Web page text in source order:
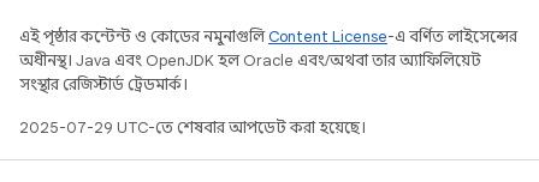
এই পৃষ্ঠার কন্টেন্ট ও কোডের নমুনাগুলিContent License-এ বর্ণিত লাইসেন্সের
অধীনস্থ। Java এবং OpenJDK হল Oracle এবং/অথবা তার অ্যাফিলিয়েট
সংস্থার রেজিস্টার্ড ট্রেডমার্ক।
2025-07-29 UTC-তে শেষবার আপডেট করা হয়েছে।